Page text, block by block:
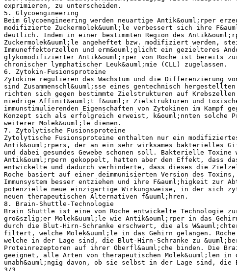
exprimieren, zu unterscheiden.
5. Glycoengineering
Beim Glycoengineering werden neuartige Antik&ouml;rper
modifizierte Zuckermolek&uuml;le verbessert sich ihre
deutlich. Indem in einer bestimmten Region des
Zuckermolek&uuml;le angeheftet bzw. modifiziert werden,
Immuneffektorzellen und erm&ouml;glicht ein gezielteres
glykomodifizierter Antik&ouml;rper von Roche ist bereits
chronischer lymphatischer Leuk&auml;mie (CLL) zugelassen.
6. Zytokin-Fusionsproteine
Zytokine regulieren das Wachstum und die Differenzierung
sind Zusammenschl&uuml;sse eines gentechnisch
richten sich gegen bestimmte Zielstrukturen auf
niedrige Affinit&auml;t f&uuml;r Zielstrukturen und
immunstimulierenden Eigenschaften von Zytokinen im Kampf
Konzept sich als erfolgreich erweist, k&ouml;nnten solche
weiterer Molek&uuml;le dienen.
7. Zytolytische Fusionsproteine
Zytolytische Fusionsproteine enthalten nur ein modifiziertes
Antik&ouml;rpers, der an ein sehr wirksames bakterielles
und dabei gesundes Gewebe schonen soll. Bakterielle Toxine
Antik&ouml;rpern gekoppelt, hatten aber den Effekt, dass das
entwickelte und dadurch verhinderte, dass dieses die
Roche basiert auf einer deimmunisierten Version des
Immunsystem besser entziehen und ihre F&auml;higkeit zur
potenzielle neue einzigartige Wirkungsweise, in der sich
neuen therapeutischen Alternativen f&uuml;hren.
8. Brain-Shuttle-Technologie
Brain Shuttle ist eine von Roche entwickelte Technologie
gro&szlig;er Molek&uuml;le wie Antik&ouml;rper in das
durch die Blut-Hirn-Schranke erschwert, die als
filtert, welche Molek&uuml;le in das Gehirn gelangen.
welche in der Lage sind, die Blut-Hirn-Schranke zu
Proteinrezeptoren auf ihrer Oberfl&auml;che binden. Die
geeignet, alle Arten von therapeutischen Molek&uuml;len in
unabh&auml;ngig davon, ob sie selbst in der Lage sind, die